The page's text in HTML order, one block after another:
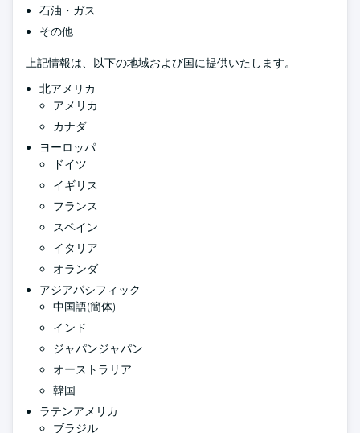
石油・ガス
その他
上記情報は、以下の地域および国に提供いたします。
北アメリカ
アメリカ
カナダ
ヨーロッパ
ドイツ
イギリス
フランス
スペイン
イタリア
オランダ
アジアパシフィック
中国語(簡体)
インド
ジャパンジャパン
オーストラリア
韓国
ラテンアメリカ
ブラジル